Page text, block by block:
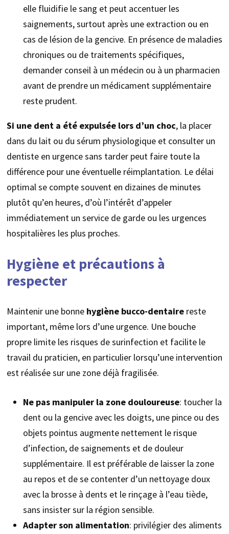
elle fluidifie le sang et peut accentuer les
saignements, surtout après une extraction ou en
cas de lésion de la gencive. En présence de maladies
chroniques ou de traitements spécifiques,
demander conseil à un médecin ou à un pharmacien
avant de prendre un médicament supplémentaire
reste prudent.
Si une dent a été expulsée lors d’un choc, la placer
dans du lait ou du sérum physiologique et consulter un
dentiste en urgence sans tarder peut faire toute la
différence pour une éventuelle réimplantation. Le délai
optimal se compte souvent en dizaines de minutes
plutôt qu’en heures, d’où l’intérêt d’appeler
immédiatement un service de garde ou les urgences
hospitalières les plus proches.
Hygiène et précautions à
respecter
Maintenir une bonne hygiène bucco-dentairereste
important, même lors d’une urgence. Une bouche
propre limite les risques de surinfection et facilite le
travail du praticien, en particulier lorsqu’une intervention
est réalisée sur une zone déjà fragilisée.
Ne pas manipuler la zone douloureuse: toucher la
dent ou la gencive avec les doigts, une pince ou des
objets pointus augmente nettement le risque
d’infection, de saignements et de douleur
supplémentaire. Il est préférable de laisser la zone
au repos et de se contenter d’un nettoyage doux
avec la brosse à dents et le rinçage à l’eau tiède,
sans insister sur la région sensible.
Adapter son alimentation: privilégier des aliments